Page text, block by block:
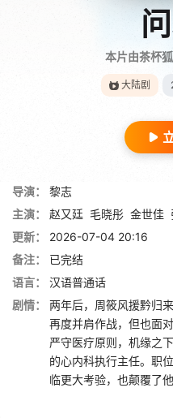
本片由茶杯
大陆剧
导演：
黎志
主演：
赵又廷 毛晓彤 金世佳
更新：
2026-07-04 20:16
备注：
已完结
语言：
汉语普通话
剧情：
两年后，周筱风援黔归
再度并肩作战，但也面
严守医疗原则，机缘之
的心内科执行主任。职
临更大考验，也颠覆了